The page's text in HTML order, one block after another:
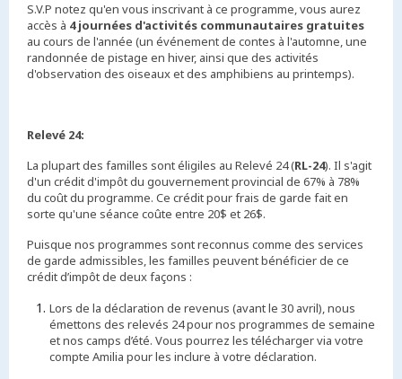
S.V.P notez qu'en vous inscrivant à ce programme, vous aurez
accès à 4 journées d'activités communautaires gratuites
au cours de l'année (un événement de contes à l'automne, une
randonnée de pistage en hiver, ainsi que des activités
d'observation des oiseaux et des amphibiens au printemps).
Relevé 24:
La plupart des familles sont éligiles au Relevé 24 (RL-24). Il s'agit
d'un crédit d'impôt du gouvernement provincial de 67% à 78%
du coût du programme. Ce crédit pour frais de garde fait en
sorte qu'une séance coûte entre 20$ et 26$.
Puisque nos programmes sont reconnus comme des services
de garde admissibles, les familles peuvent bénéficier de ce
crédit d’impôt de deux façons :
Lors de la déclaration de revenus (avant le 30 avril), nous
émettons des relevés 24 pour nos programmes de semaine
et nos camps d’été. Vous pourrez les télécharger via votre
compte Amilia pour les inclure à votre déclaration.